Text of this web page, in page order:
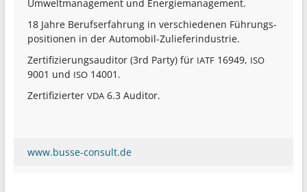
Umwelt­ma­nagement und Energiemanagement.
18 Jahre Berufs­er­fahrung in verschie­denen Führungs­
po­si­tionen in der Automobil-Zulieferindustrie.
Zerti­fi­zie­rungs­au­ditor (3rd Party) für IATF16949, ISO
9001 und ISO14001.
Zerti­fi­zierter VDA6.3 Auditor.
www.busse-consult.de